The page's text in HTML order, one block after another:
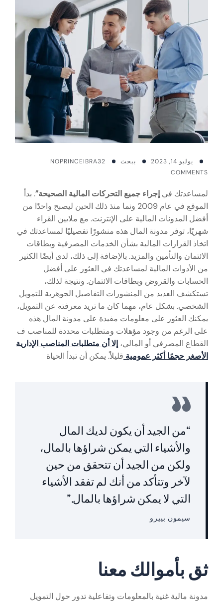
يوليو 14, 2023 ببحث PRINCEIBRA32
NO
COMMENTS
لمساعدتك في إجراء جميع التحركات المالية الصحيحة”. بدأ
الموقع في عام 2009 ونما منذ ذلك الحين ليصبح واحدًا من
أفضل المدونات المالية على الإنترنت. مع ملايين القراء
شهريًا، توفر مدونة المال هذه منشورًا تفصيليًا لمساعدتك في
اتخاذ القرارات المالية بشأن الخدمات المصرفية وبطاقات
الائتمان والتأمين والمزيد. بالإضافة إلى ذلك، لدى أيضًا الكثير
من الأدوات المالية لمساعدتك في العثور على أفضل
الحسابات والقروض وبطاقات الائتمان. ونتيجة لذلك،
تستكشف العديد من المنشورات التفاصيل الجوهرية للتمويل
الشخصي. بشكل عام، مهما كان ما تريد معرفته عن التمويل،
يمكنك العثور على معلومات مفيدة على مدونة المال هذه
على الرغم من وجود مؤهلات ومتطلبات محددة للمناصب ف
القطاع المصرفي أو المالي، إلا أن متطلبات المناصب الإدارية
الأصغر حجمًا أكثر عمومية قليلاً. يمكن أن تبدأ الحياة
“من الجيد أن يكون لديك المال
والأشياء التي يمكن شراؤها بالمال،
ولكن من الجيد أن تتحقق من حين
لآخر وتتأكد من أنك لم تفقد الأشياء
التي لا يمكن شراؤها بالمال.”
سيمون بييرو
ثق بأموالك معنا
مدونة مالية غنية بالمعلومات وتفاعلية تدور حول التمويل